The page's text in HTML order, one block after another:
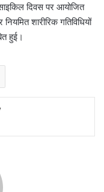
दिवस पर आयोजित
शारीरिक गतिविधियों
हुई।